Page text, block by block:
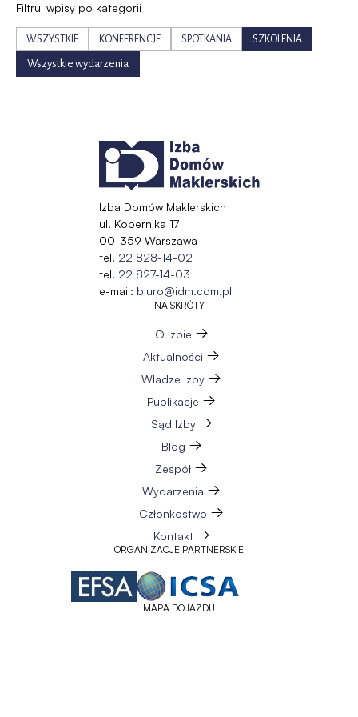
Filtruj wpisy po kategorii
WSZYSTKIE KONFERENCJE SPOTKANIA SZKOLENIA
Wszystkie wydarzenia
Izba Domów Maklerskich
ul. Kopernika 17
00-359 Warszawa
tel. 22 828-14-02
tel. 22 827-14-03
e-mail: biuro@idm.com.pl
NA SKRÓTY
O Izbie
Aktualności
Władze Izby
Publikacje
Sąd Izby
Blog
Zespół
Wydarzenia
Członkostwo
Kontakt
ORGANIZACJE PARTNERSKIE
MAPA DOJAZDU